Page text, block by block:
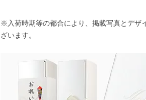
※入荷時期等の都合により、掲載写真とデザ
ざいます。